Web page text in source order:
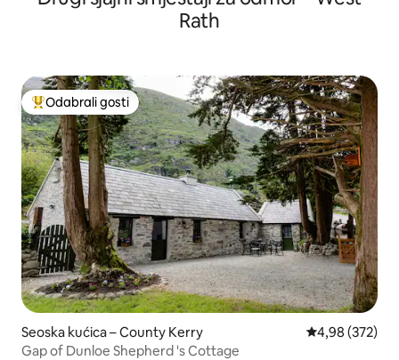
Rath
Među najviše rangiranima s oznakom „Odabrali gosti”
Odabrali gosti
Seoska kućica – County Kerry Prosječna
4,98 (372)
Gap of Dunloe Shepherd 's Cottage